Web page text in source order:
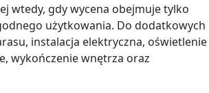
wtedy, gdy wycena obejmuje tylko
użytkowania. Do dodatkowych
instalacja elektryczna, oświetlenie
wykończenie wnętrza oraz